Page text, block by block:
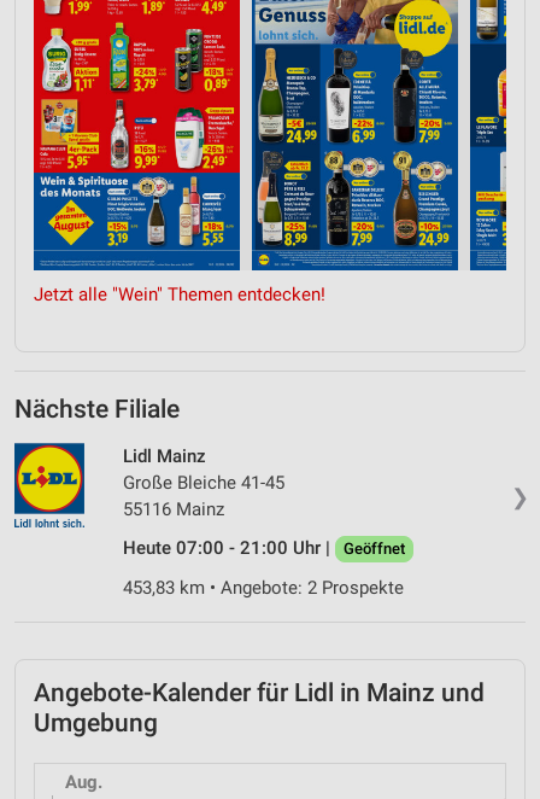
Jetzt alle "Wein" Themen entdecken!
Nächste Filiale
❯
Lidl Mainz
Große Bleiche 41-45
55116 Mainz
Heute 07:00 - 21:00 Uhr |
Geöffnet
453,83 km • Angebote: 2 Prospekte
Angebote-Kalender für Lidl in Mainz und
Umgebung
Aug.